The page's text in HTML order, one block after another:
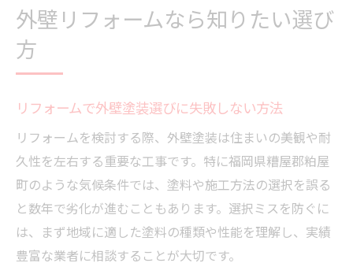
外壁リフォームなら知りたい選び
方
リフォームで外壁塗装選びに失敗しない方法
リフォームを検討する際、外壁塗装は住まいの美観や耐
久性を左右する重要な工事です。特に福岡県糟屋郡粕屋
町のような気候条件では、塗料や施工方法の選択を誤る
と数年で劣化が進むこともあります。選択ミスを防ぐに
は、まず地域に適した塗料の種類や性能を理解し、実績
豊富な業者に相談することが大切です。